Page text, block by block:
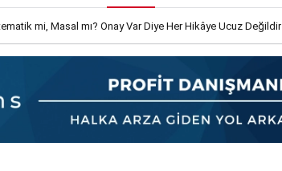
mi, Masal mı? Onay Var Diye Her Hikâye Ucuz Değildir